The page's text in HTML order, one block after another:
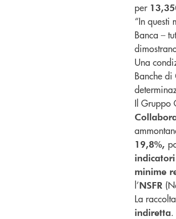
per
“In questi
Banca –
Una
Banche di
Il Gruppo
19,8%,
minime
l’NSFR
La
indiretta.